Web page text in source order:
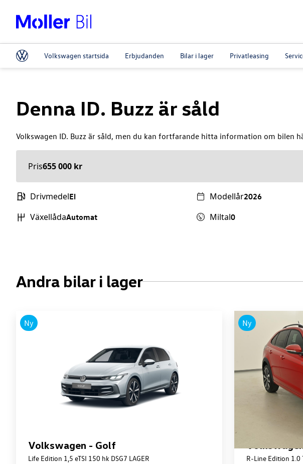
Volkswagen startsida Erbjudanden Bilar i lager Privatleasing
Denna ID. Buzz är såld
Volkswagen ID. Buzz är såld, men du kan fortfarande hitta information om bilen
Pris655 000 kr
DrivmedelEl Modellår2026
VäxellådaAutomat Miltal0
Andra bilar i lager
Ny
Volkswagen - Golf
Life Edition 1,5 eTSI 150 hk DSG7 LAGER
Ny
R-Line Edition 1.0